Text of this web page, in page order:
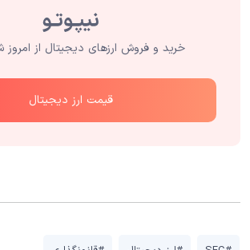
خرید و فروش ارزهای دیجیتال از امروز
قیمت ارز دیجیتال